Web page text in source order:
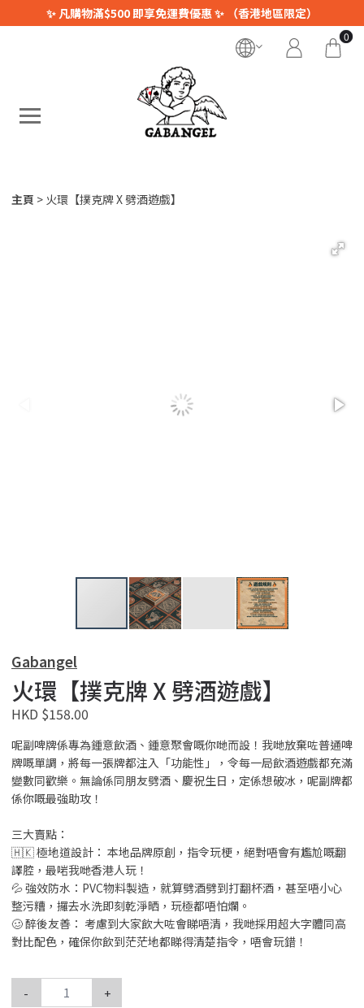
✨ 凡購物滿$500 即享免運費優惠 ✨ （香港地區限定）
0
主頁 火環【撲克牌 X 劈酒遊戲】
Gabangel
火環【撲克牌 X 劈酒遊戲】
HKD $158.00
呢副啤牌係專為鍾意飲酒、鍾意聚會嘅你哋而設！我哋放棄咗普通啤
牌嘅單調，將每一張牌都注入「功能性」，令每一局飲酒遊戲都充滿
變數同歡樂。無論係同朋友劈酒、慶祝生日，定係想破冰，呢副牌都
係你嘅最強助攻！
三大賣點：
🇭🇰 極地道設計： 本地品牌原創，指令玩梗，絕對唔會有尷尬嘅翻
譯腔，最啱我哋香港人玩！
💦 強效防水：PVC物料製造，就算劈酒劈到打翻杯酒，甚至唔小心
整污糟，攞去水洗即刻乾淨晒，玩極都唔怕爛。
🥴 醉後友善： 考慮到大家飲大咗會睇唔清，我哋採用超大字體同高
對比配色，確保你飲到茫茫地都睇得清楚指令，唔會玩錯！
- +